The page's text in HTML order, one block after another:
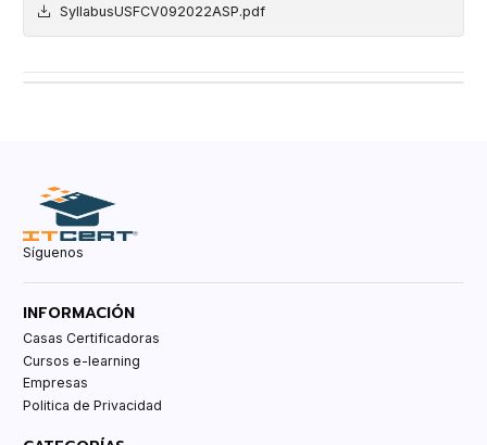
SyllabusUSFCV092022ASP.pdf
Síguenos
INFORMACIÓN
Casas Certificadoras
Cursos e-learning
Empresas
Politica de Privacidad